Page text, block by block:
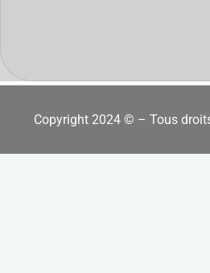
Copyright 2024 © – Tous